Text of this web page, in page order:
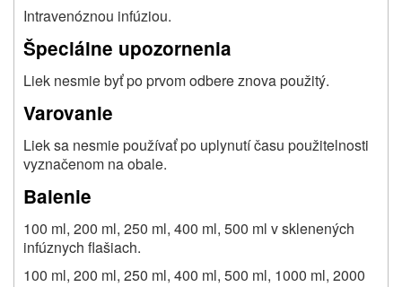
Intravenóznou infúziou.
Špeciálne upozornenia
Liek nesmie byť po prvom odbere znova použitý.
Varovanie
Liek sa nesmie používať po uplynutí času použitelnosti
vyznačenom na obale.
Balenie
100 ml, 200 ml, 250 ml, 400 ml, 500 ml v sklenených
infúznych flašiach.
100 ml, 200 ml, 250 ml, 400 ml, 500 ml, 1000 ml, 2000